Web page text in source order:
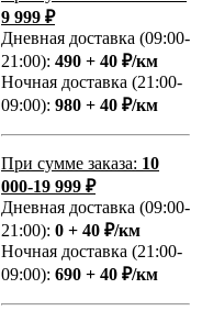
9 999 ₽
Дневная доставка (09:00-
21:00): 490 + 40 ₽/км
Ночная доставка (21:00-
09:00): 980 + 40 ₽/км
При сумме заказа: 10
000-19 999 ₽
Дневная доставка (09:00-
21:00): 0 + 40 ₽/км
Ночная доставка (21:00-
09:00): 690 + 40 ₽/км